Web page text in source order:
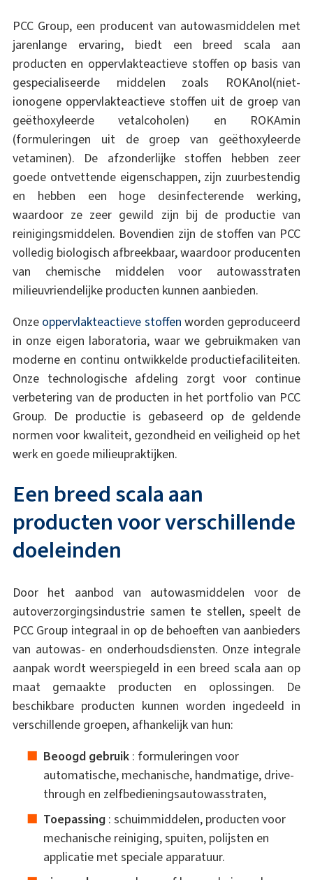
PCC Group, een producent van autowasmiddelen met
jarenlange ervaring, biedt een breed scala aan
producten en oppervlakteactieve stoffen op basis van
gespecialiseerde middelen zoals ROKAnol(niet-
ionogene oppervlakteactieve stoffen uit de groep van
geëthoxyleerde vetalcoholen) en ROKAmin
(formuleringen uit de groep van geëthoxyleerde
vetaminen). De afzonderlijke stoffen hebben zeer
goede ontvettende eigenschappen, zijn zuurbestendig
en hebben een hoge desinfecterende werking,
waardoor ze zeer gewild zijn bij de productie van
reinigingsmiddelen. Bovendien zijn de stoffen van PCC
volledig biologisch afbreekbaar, waardoor producenten
van chemische middelen voor autowasstraten
milieuvriendelijke producten kunnen aanbieden.
Onze oppervlakteactieve stoffen worden geproduceerd
in onze eigen laboratoria, waar we gebruikmaken van
moderne en continu ontwikkelde productiefaciliteiten.
Onze technologische afdeling zorgt voor continue
verbetering van de producten in het portfolio van PCC
Group. De productie is gebaseerd op de geldende
normen voor kwaliteit, gezondheid en veiligheid op het
werk en goede milieupraktijken.
Een breed scala aan
producten voor verschillende
doeleinden
Door het aanbod van autowasmiddelen voor de
autoverzorgingsindustrie samen te stellen, speelt de
PCC Group integraal in op de behoeften van aanbieders
van autowas- en onderhoudsdiensten. Onze integrale
aanpak wordt weerspiegeld in een breed scala aan op
maat gemaakte producten en oplossingen. De
beschikbare producten kunnen worden ingedeeld in
verschillende groepen, afhankelijk van hun:
Beoogd gebruik: formuleringen voor
automatische, mechanische, handmatige, drive-
through en zelfbedieningsautowasstraten,
Toepassing: schuimmiddelen, producten voor
mechanische reiniging, spuiten, polijsten en
applicatie met speciale apparatuur.